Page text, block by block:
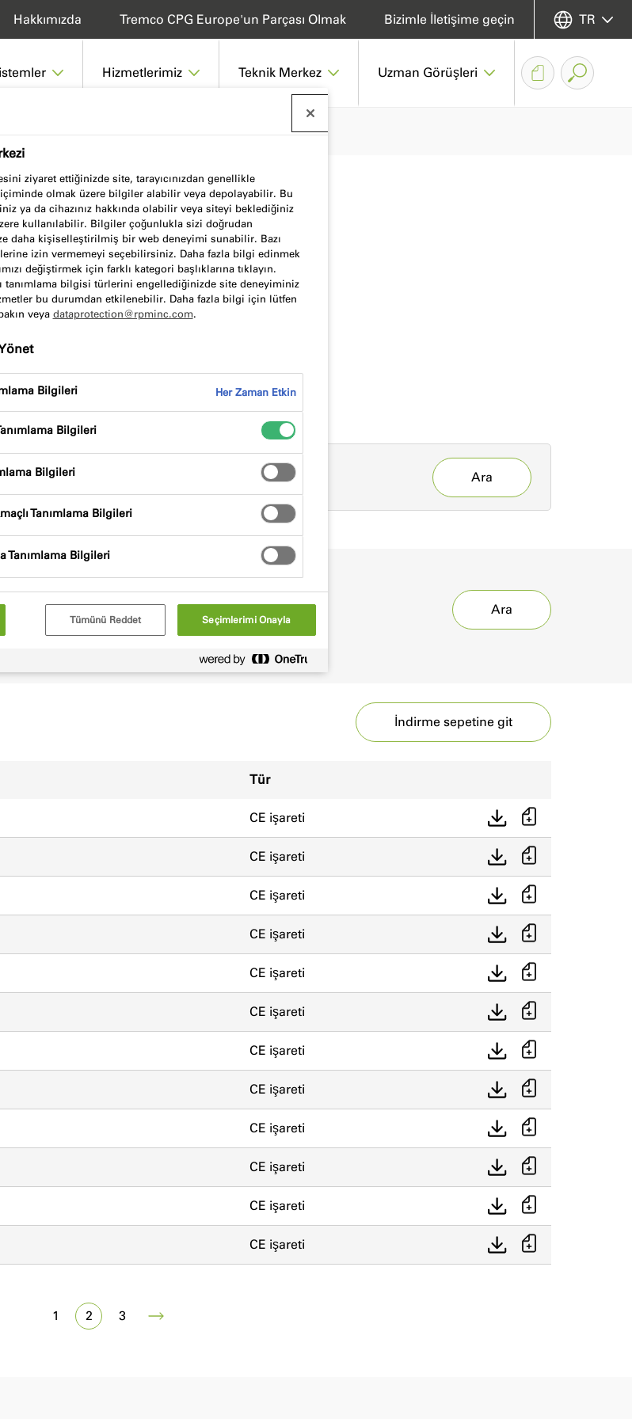
Hizmetlerimiz Teknik Merkez Uzman Görüşleri
Hakkımızda Tremco CPG Europe'un Parçası Olmak Bizimle İletişime geçin TR
merkezimizden
aynı anda
Ara
Ara
İndirme sepetine git
Tür
CE işareti
CE işareti
CE işareti
CE işareti
CE işareti
CE işareti
CE işareti
CE işareti
CE işareti
CE işareti
CE işareti
CE işareti
1 2 3
ziyaret ettiğinizde site, tarayıcınızdan genellikle
olmak üzere bilgiler alabilir veya depolayabilir. Bu
ya da cihazınız hakkında olabilir veya siteyi beklediğiniz
kullanılabilir. Bilgiler çoğunlukla sizi doğrudan
daha kişiselleştirilmiş bir web deneyimi sunabilir. Bazı
izin vermemeyi seçebilirsiniz. Daha fazla bilgi edinmek
değiştirmek için farklı kategori başlıklarına tıklayın.
tanımlama bilgisi türlerini engellediğinizde site deneyiminiz
bu durumdan etkilenebilir. Daha fazla bilgi için lütfen
veya dataprotection@rpminc.com.
Bilgileri Her Zaman Etkin
Bilgileri
Bilgileri
Tanımlama Bilgileri
Tanımlama Bilgileri
Tümünü Reddet Seçimlerimi Onayla